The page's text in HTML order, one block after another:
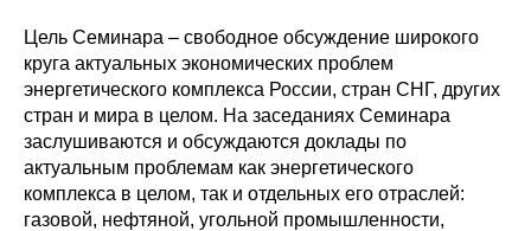
Диссертационный совет
О совете
Материалы
Конкурсы и вакансии
Цель Семинара – свободное обсуждение широкого
круга актуальных экономических проблем
энергетического комплекса России, стран СНГ, других
стран и мира в целом. На заседаниях Семинара
заслушиваются и обсуждаются доклады по
актуальным проблемам как энергетического
комплекса в целом, так и отдельных его отраслей:
газовой, нефтяной, угольной промышленности,